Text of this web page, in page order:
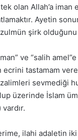
olan Allah’a iman
Ayetin
şirk olduğunu
ve “salih
ecrini tastamam
sevmediği
üzerinde İslam
ilahi adaletin